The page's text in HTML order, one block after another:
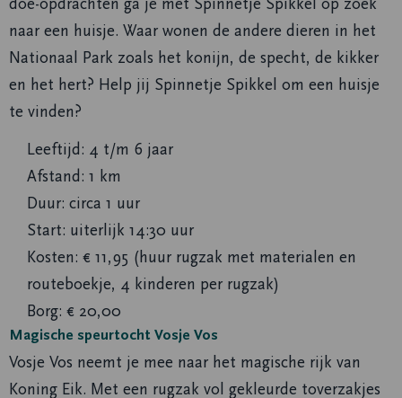
naar een huisje. Waar wonen de andere dieren in het
Nationaal Park zoals het konijn, de specht, de kikker
en het hert? Help jij Spinnetje Spikkel om een huisje
te vinden?
Leeftijd: 4 t/m 6 jaar
Afstand: 1 km
Duur: circa 1 uur
Start: uiterlijk 14:30 uur
Kosten: € 11,95 (huur rugzak met materialen en
routeboekje, 4 kinderen per rugzak)
Borg: € 20,00
Magische speurtocht Vosje Vos
Vosje Vos neemt je mee naar het magische rijk van
Koning Eik. Met een rugzak vol gekleurde toverzakjes